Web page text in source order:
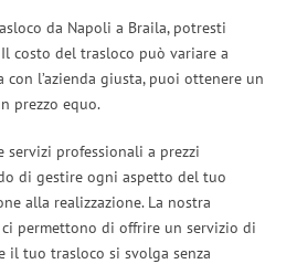
da Napoli a Braila, potresti
costo del trasloco può variare a
l’azienda giusta, puoi ottenere un
prezzo equo.
servizi professionali a prezzi
di gestire ogni aspetto del tuo
alla realizzazione. La nostra
ci permettono di offrire un servizio di
il tuo trasloco si svolga senza